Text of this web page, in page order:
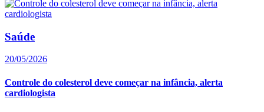
Saúde
20/05/2026
Controle do colesterol deve começar na infância, alerta
cardiologista